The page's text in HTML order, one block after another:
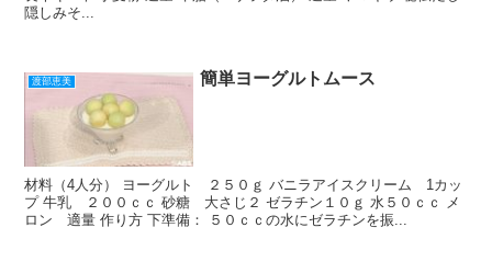
隠しみそ...
渡部恵美 簡単ヨーグルトムース
材料（4人分） ヨーグルト ２５０ｇ バニラアイスクリーム 1カッ
プ 牛乳 ２００ｃｃ 砂糖 大さじ２ ゼラチン１０ｇ 水５０ｃｃ メ
ロン 適量 作り方 下準備： ５０ｃｃの水にゼラチンを振...